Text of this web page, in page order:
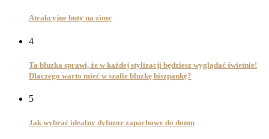
Atrakcyjne buty na zimę
4
Ta bluzka sprawi, że w każdej stylizacji będziesz wyglądać świetnie!
Dlaczego warto mieć w szafie bluzkę hiszpankę?
5
Jak wybrać idealny dyfuzor zapachowy do domu